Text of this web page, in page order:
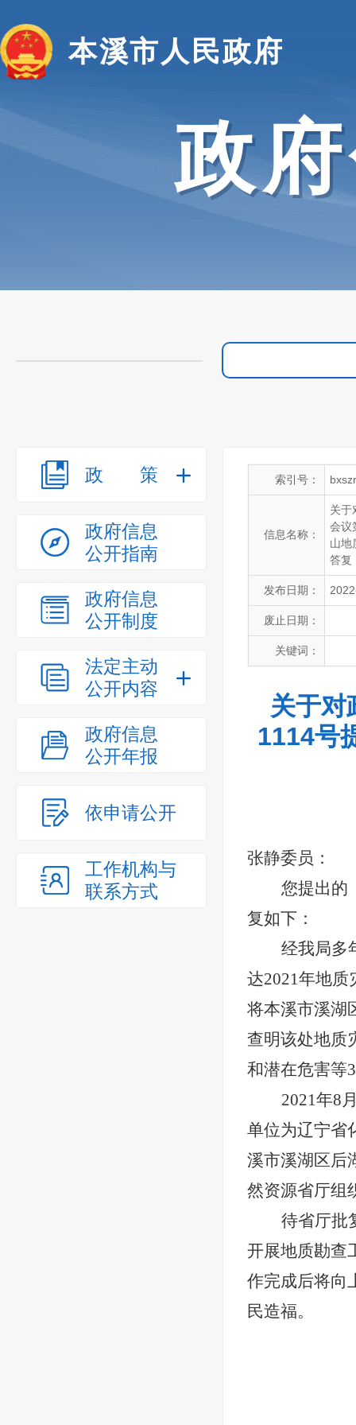
本溪市人民政府
政
政策
政府信息
公开指南
政府信息
公开制度
法定主动
公开内容
政府信息
公开年报
依申请公开
工作机构与
联系方式
索引号：
信息名称：
关于
会议
山地
答复
发布日期：
废止日期：
关键词：
关于对
1114号
张静委员：
您提出的
复如下：
经我局多
达2021年地
将本溪市溪湖
查明该处地质
和潜在危害等
2021年8
单位为辽宁省
溪市溪湖区后
然资源省厅组
待省厅批
开展地质勘查
作完成后将向
民造福。